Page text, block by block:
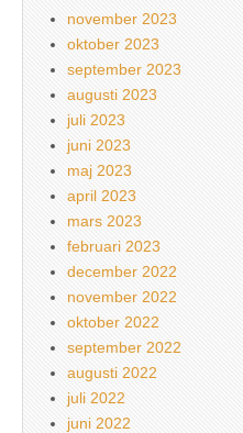
november 2023
oktober 2023
september 2023
augusti 2023
juli 2023
juni 2023
maj 2023
april 2023
mars 2023
februari 2023
december 2022
november 2022
oktober 2022
september 2022
augusti 2022
juli 2022
juni 2022